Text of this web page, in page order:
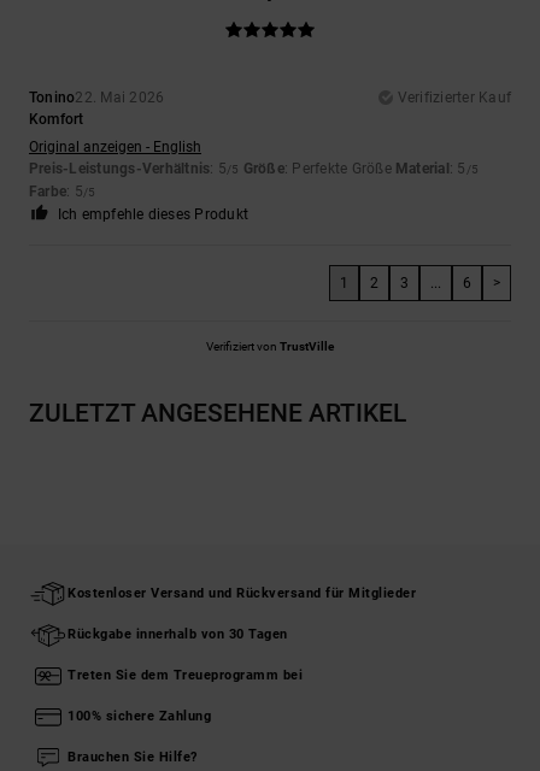
Tonino22. Mai 2026
Verifizierter Kauf
Komfort
Original anzeigen - English
Preis-Leistungs-Verhältnis: 5/5 Größe: Perfekte Größe Material: 5 /5
Farbe: 5/5
Ich empfehle dieses Produkt
1 2 3 6 >
Verifiziert von TrustVille
ZULETZT ANGESEHENE ARTIKEL
Kostenloser Versand und Rückversand für Mitglieder
Rückgabe innerhalb von 30 Tagen
Treten Sie dem Treueprogramm bei
100% sichere Zahlung
Brauchen Sie Hilfe?